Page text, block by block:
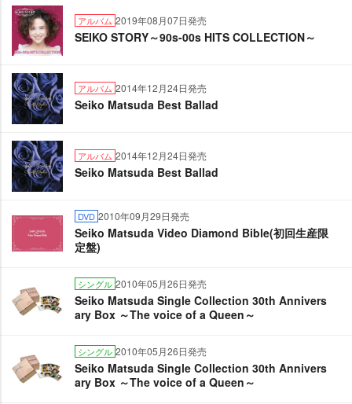
アルバム 2019年08月07日発売
SEIKO STORY～90s-00s HITS COLLECTION～
アルバム 2014年12月24日発売
Seiko Matsuda Best Ballad
アルバム 2014年12月24日発売
Seiko Matsuda Best Ballad
DVD 2010年09月29日発売
Seiko Matsuda Video Diamond Bible(初回生産限
定盤)
シングル 2010年05月26日発売
Seiko Matsuda Single Collection 30th Annivers
ary Box ～The voice of a Queen～
シングル 2010年05月26日発売
Seiko Matsuda Single Collection 30th Annivers
ary Box ～The voice of a Queen～